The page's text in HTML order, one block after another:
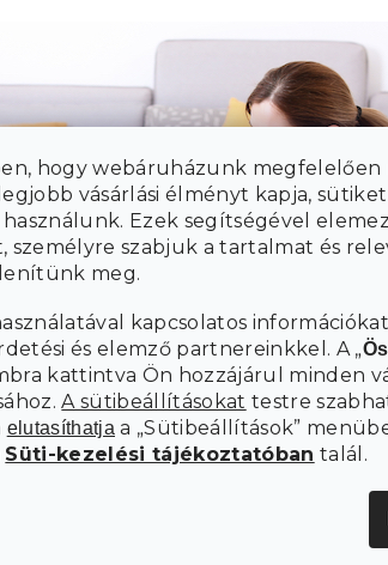
hogy webáruházunk megfelelően
vásárlási élményt kapja,
Ezek segítségével
személyre szabjuk a tartalmat és
meg.
kapcsolatos információkat
és elemző partnereinkkel. A „
kattintva Ön hozzájárul minden
A sütibeállításokat testre
elutasíthatja a „Sütibeállítások”
Süti-kezelési tájékoztatóban talál.